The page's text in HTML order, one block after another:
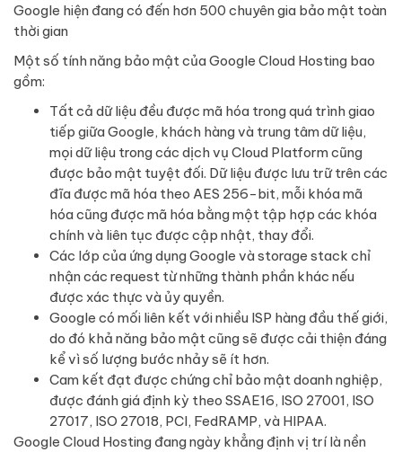
Google hiện đang có đến hơn 500 chuyên gia bảo mật toàn
thời gian
Một số tính năng bảo mật của Google Cloud Hosting bao
gồm:
Tất cả dữ liệu đều được mã hóa trong quá trình giao
tiếp giữa Google, khách hàng và trung tâm dữ liệu,
mọi dữ liệu trong các dịch vụ Cloud Platform cũng
được bảo mật tuyệt đối. Dữ liệu được lưu trữ trên các
đĩa được mã hóa theo AES 256-bit, mỗi khóa mã
hóa cũng được mã hóa bằng một tập hợp các khóa
chính và liên tục được cập nhật, thay đổi.
Các lớp của ứng dụng Google và storage stack chỉ
nhận các request từ những thành phần khác nếu
được xác thực và ủy quyền.
Google có mối liên kết với nhiều ISP hàng đầu thế giới,
do đó khả năng bảo mật cũng sẽ được cải thiện đáng
kể vì số lượng bước nhảy sẽ ít hơn.
Cam kết đạt được chứng chỉ bảo mật doanh nghiệp,
được đánh giá định kỳ theo SSAE16, ISO 27001, ISO
27017, ISO 27018, PCI, FedRAMP, và HIPAA.
Google Cloud Hosting đang ngày khẳng định vị trí là nền